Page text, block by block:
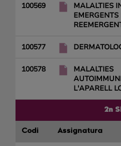
100569
MALALTIES
EMERGENTS
100577
100578
MALALTIES
L'APARELL
2n
Codi Assignatura